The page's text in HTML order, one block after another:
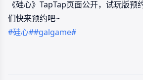
《硅心》TapTap页面公开，试玩版预
们快来预约吧~
#硅心##galgame#